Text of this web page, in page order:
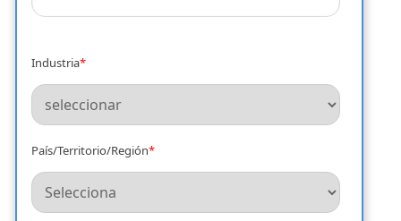
Industria*
País/Territorio/Región*